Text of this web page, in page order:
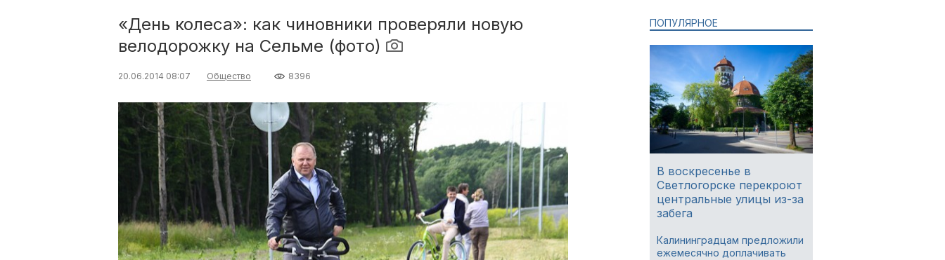
«День колеса»: как чиновники проверяли новую
велодорожку на Сельме (фото)
20.06.2014 08:07 Общество 8396
ПОПУЛЯРНОЕ
В воскресенье в
Светлогорске перекроют
центральные улицы из-за
забега
Калининградцам предложили
ежемесячно доплачивать